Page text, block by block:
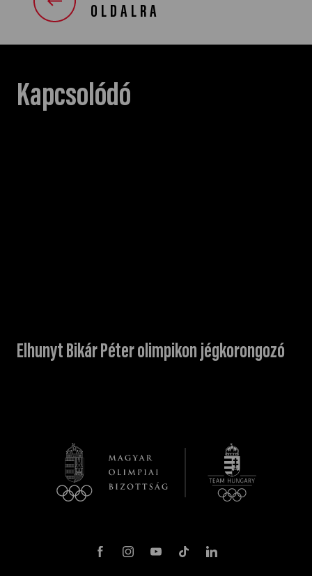
OLDALRA
Kapcsolódó
Elhunyt Bikár Péter olimpikon jégkorongozó